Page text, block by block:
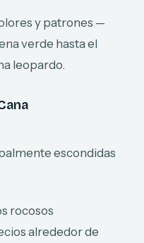
y patrones —
verde hasta el
leopardo.
escondidas
rocosos
alrededor de